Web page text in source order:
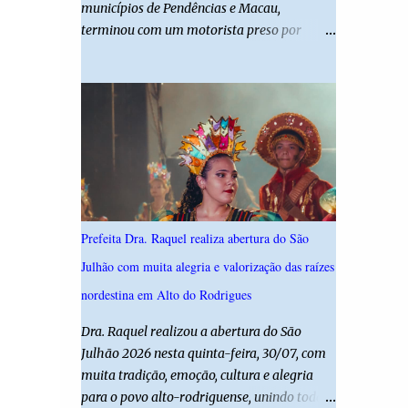
desta edição reforça o compromisso da
administração da Prefeita Dra. Raquel com o
populares em uma festa segura, org...
municípios de Pendências e Macau,
terminou com um motorista preso por
acordo com a Polícia Militar, o condutor
apresentava evidentes sinais de embriaguez
no momento da ocorrência. Ele foi
encaminhado à delegacia, onde foi autuado
em flagrante. O exame pericial para
confirmar a concentração de álcool no
organismo ainda está em andamento. A
vítima é um menino de 11 anos, que sofreu
ferimentos graves no acidente. Após os
primeiros atendimentos, ele foi entubado e
para o Hospital Monsenhor Walfredo
Gurgel, em Natal, onde permanece internado
sob cuidados médicos especializados.
Segundo informações da Polícia Militar, a
Prefeita Dra. Raquel realiza abertura do São
Julhão com muita alegria e valorização das raízes
nordestina em Alto do Rodrigues
Dra. Raquel realizou a abertura do São
Julhão 2026 nesta quinta-feira, 30/07, com
muita tradição, emoção, cultura e alegria
para o povo alto-rodriguense, unindo todas